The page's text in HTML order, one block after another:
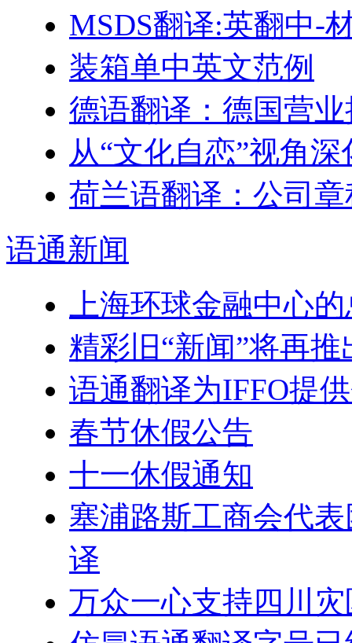
MSDS翻译:英翻中-
装箱单中英文范例
德语翻译：德国营
从“文化自恋”视角
荷兰语翻译：公司
语通新闻
上海环球金融中心
精彩旧“新闻”将再推
语通翻译为IFFO提
春节休假公告
十一休假通知
塞浦路斯工商会代
译
万众一心支持四川